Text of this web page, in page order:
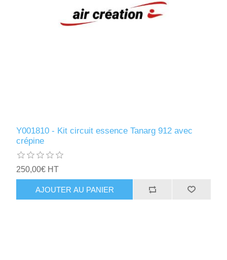
Y001810 - Kit circuit essence Tanarg 912 avec
crépine
250,00€ HT
AJOUTER AU PANIER